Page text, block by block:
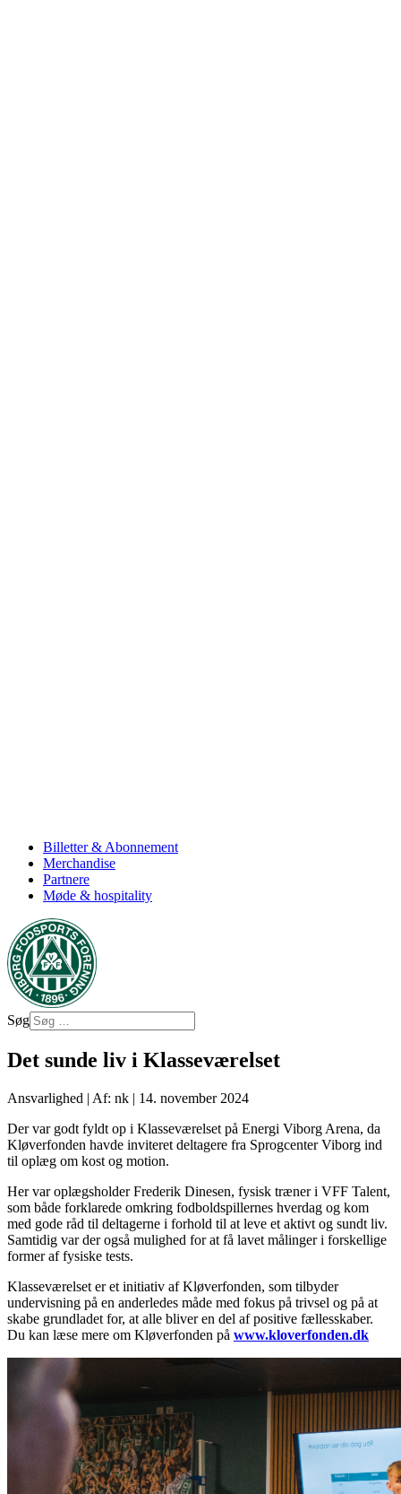
Billetter & Abonnement
Merchandise
Partnere
Møde & hospitality
Søg
Det sunde liv i Klasseværelset
Ansvarlighed | Af: nk | 14. november 2024
Der var godt fyldt op i Klasseværelset på Energi Viborg Arena, da
Kløverfonden havde inviteret deltagere fra Sprogcenter Viborg ind
til oplæg om kost og motion.
Her var oplægsholder Frederik Dinesen, fysisk træner i VFF Talent,
som både forklarede omkring fodboldspillernes hverdag og kom
med gode råd til deltagerne i forhold til at leve et aktivt og sundt liv.
Samtidig var der også mulighed for at få lavet målinger i forskellige
former af fysiske tests.
Klasseværelset er et initiativ af Kløverfonden, som tilbyder
undervisning på en anderledes måde med fokus på trivsel og på at
skabe grundladet for, at alle bliver en del af positive fællesskaber.
Du kan læse mere om Kløverfonden på www.kloverfonden.dk